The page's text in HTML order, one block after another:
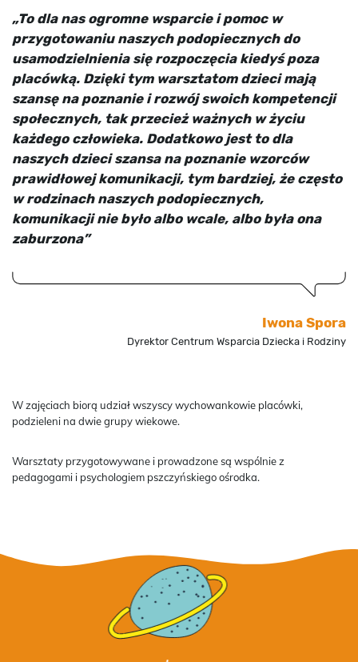
„To dla nas ogromne wsparcie i pomoc w
przygotowaniu naszych podopiecznych do
usamodzielnienia się rozpoczęcia kiedyś poza
placówką. Dzięki tym warsztatom dzieci mają
szansę na poznanie i rozwój swoich kompetencji
społecznych, tak przecież ważnych w życiu
każdego człowieka. Dodatkowo jest to dla
naszych dzieci szansa na poznanie wzorców
prawidłowej komunikacji, tym bardziej, że często
w rodzinach naszych podopiecznych,
komunikacji nie było albo wcale, albo była ona
zaburzona”
Iwona Spora
Dyrektor Centrum Wsparcia Dziecka i Rodziny
W zajęciach biorą udział wszyscy wychowankowie placówki,
podzieleni na dwie grupy wiekowe.
Warsztaty przygotowywane i prowadzone są wspólnie z
pedagogami i psychologiem pszczyńskiego ośrodka.